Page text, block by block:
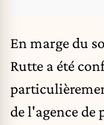
En marge du
Rutte a été
de l'agence de